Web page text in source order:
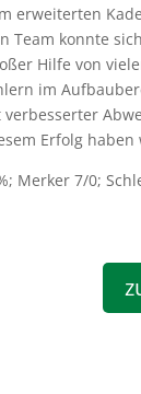
erweiterten
Team konnte sich
Hilfe von
im Aufbau
verbesserter
Erfolg
Merker 7/0;